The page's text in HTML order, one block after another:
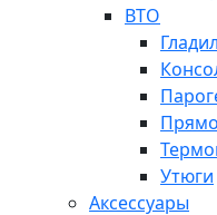
ВТО
Утюги
Аксессуары